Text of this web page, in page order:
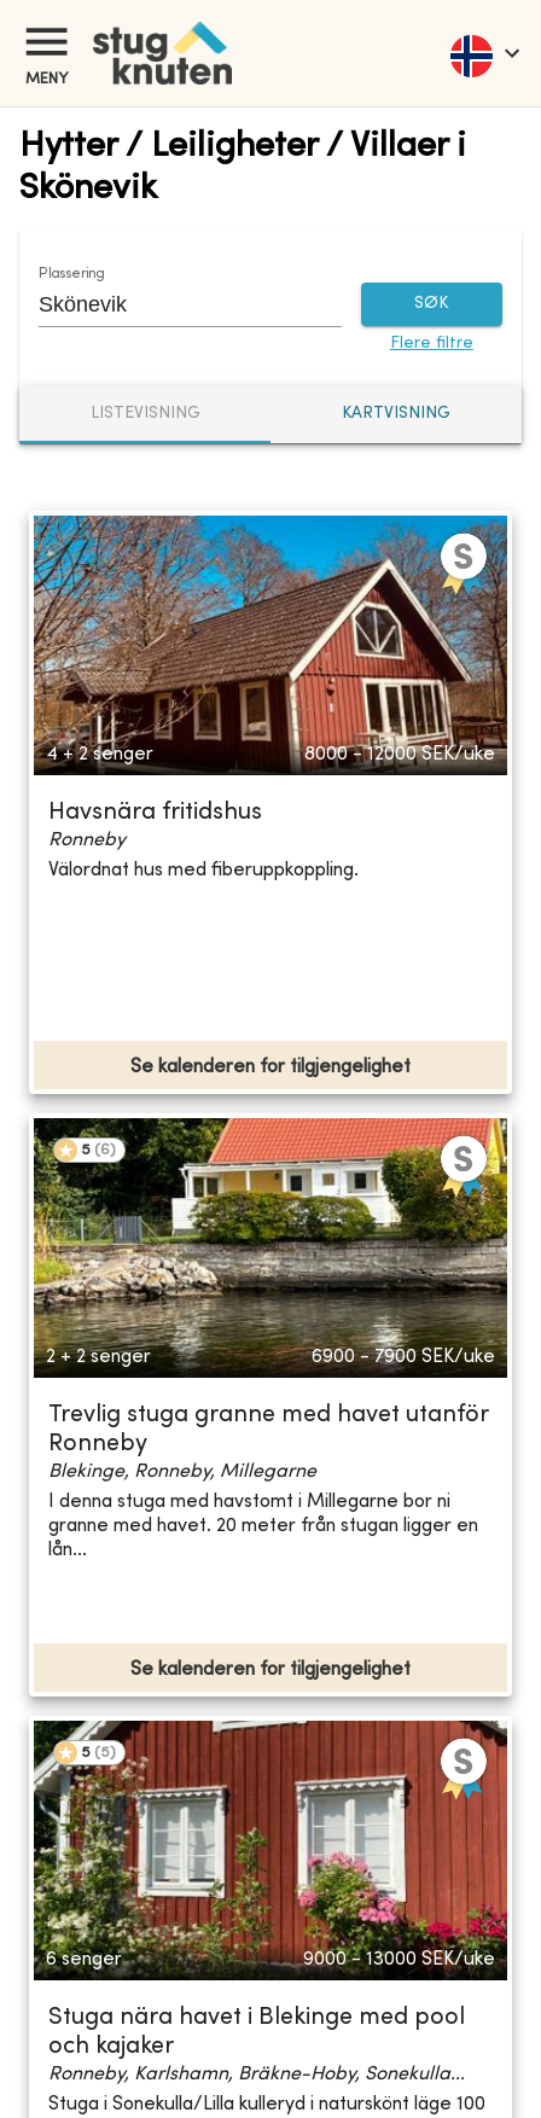
MENY
Hytter / Leiligheter / Villaer i
Skönevik
Plassering
SØK
Flere filtre
LISTEVISNING KARTVISNING
4 + 2 senger 8000 - 12000 SEK/uke
Havsnära fritidshus
Ronneby
Välordnat hus med fiberuppkoppling.
Se kalenderen for tilgjengelighet
5 (6)
2 + 2 senger 6900 - 7900 SEK/uke
Trevlig stuga granne med havet utanför
Ronneby
Blekinge, Ronneby, Millegarne
I denna stuga med havstomt i Millegarne bor ni
granne med havet. 20 meter från stugan ligger en
lån...
Se kalenderen for tilgjengelighet
5 (5)
6 senger 9000 - 13000 SEK/uke
Stuga nära havet i Blekinge med pool
och kajaker
Ronneby, Karlshamn, Bräkne-Hoby, Sonekulla...
Stuga i Sonekulla/Lilla kulleryd i naturskönt läge 100